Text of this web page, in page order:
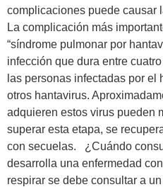
complicaciones puede causar
La complicación más
“síndrome pulmonar por
infección que dura entre
las personas infectadas por
otros hantavirus.
adquieren estos virus pueden
superar esta etapa, se
con secuelas. ¿Cuándo
desarrolla una enfermedad
respirar se debe consultar a